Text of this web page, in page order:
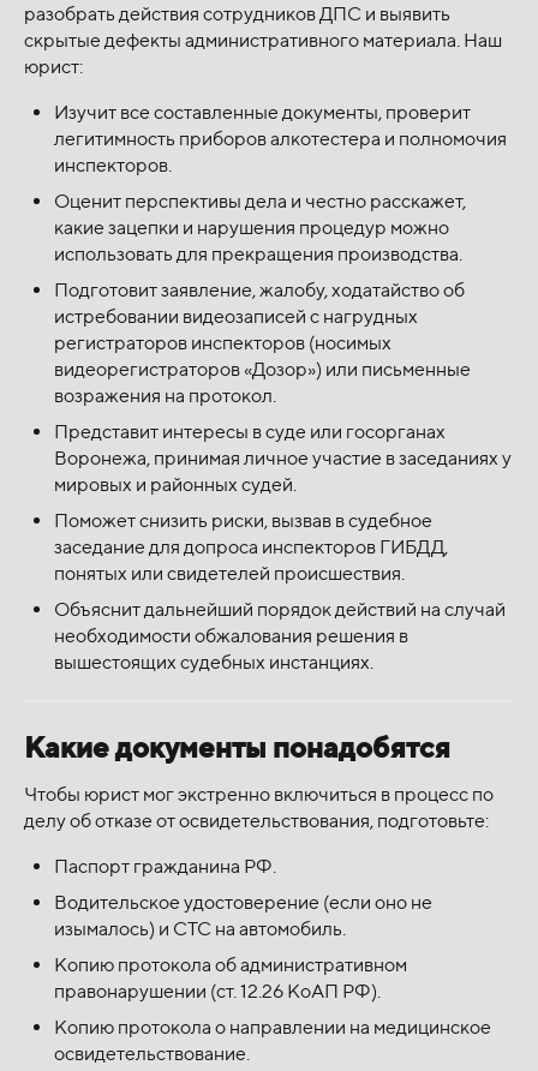
разобрать действия сотрудников ДПС и выявить
скрытые дефекты административного материала. Наш
юрист:
Изучит все составленные документы, проверит
легитимность приборов алкотестера и полномочия
инспекторов.
Оценит перспективы дела и честно расскажет,
какие зацепки и нарушения процедур можно
использовать для прекращения производства.
Подготовит заявление, жалобу, ходатайство об
истребовании видеозаписей с нагрудных
регистраторов инспекторов (носимых
видеорегистраторов «Дозор») или письменные
возражения на протокол.
Представит интересы в суде или госорганах
Воронежа, принимая личное участие в заседаниях у
мировых и районных судей.
Поможет снизить риски, вызвав в судебное
заседание для допроса инспекторов ГИБДД,
понятых или свидетелей происшествия.
Объяснит дальнейший порядок действий на случай
необходимости обжалования решения в
вышестоящих судебных инстанциях.
Какие документы понадобятся
Чтобы юрист мог экстренно включиться в процесс по
делу об отказе от освидетельствования, подготовьте:
Паспорт гражданина РФ.
Водительское удостоверение (если оно не
изымалось) и СТС на автомобиль.
Копию протокола об административном
правонарушении (ст. 12.26 КоАП РФ).
Копию протокола о направлении на медицинское
освидетельствование.